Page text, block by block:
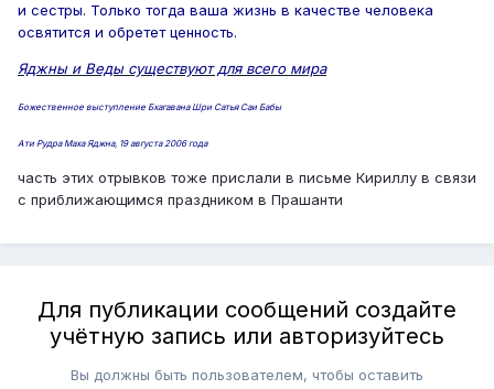
и сестры. Только тогда ваша жизнь в качестве человека
освятится и обретет ценность.
Яджны и Веды существуют для всего мира
Божественное выступление Бхагавана Шри Сатья Саи Бабы
Ати Рудра Маха Яджна, 19 августа 2006 года
часть этих отрывков тоже прислали в письме Кириллу в связи
с приближающимся праздником в Прашанти
Для публикации сообщений создайте
учётную запись или авторизуйтесь
Вы должны быть пользователем, чтобы оставить